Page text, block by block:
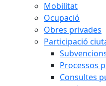
Mobilitat
Ocupació
Obres privades
Participació
Processos
Consultes